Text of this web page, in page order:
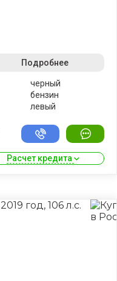
черный
бензин
левый
Подробнее
Расчет кредита